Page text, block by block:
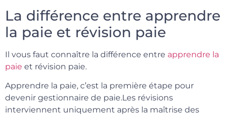
La différence entre apprendre
la paie et révision paie
Il vous faut connaître la différence entre apprendre la
paie et révision paie.
Apprendre la paie, c’est la première étape pour
devenir gestionnaire de paie.Les révisions
interviennent uniquement après la maîtrise des